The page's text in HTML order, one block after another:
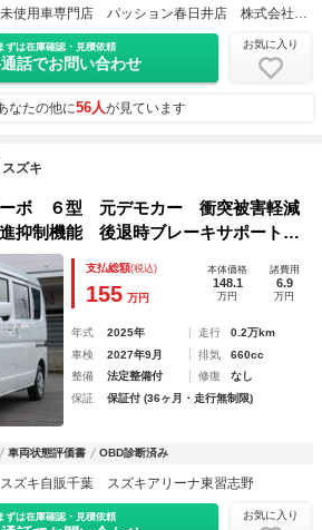
ずは在庫確認・見積依頼
話でお問い合わせ
お気に入り
なたの他に56人が見ています
スズキ
ボ ６型 元デモカー 衝突被害軽減
抑制機能 後退時ブレーキサポート
ーレスプッシュスタート オートライ
ランプ マニュアルエアコン
支払総額(税込)
155 万円
本体価格
148.1
万円
諸費用
6.9
万円
年式 2025年 走行
0.2万km
車検
2027年9月 排気
660cc
整備
法定整備付 修復
なし
保証
保証付 (36ヶ月・走行無制限)
車両状態評価書 OBD診断済み
スズキ自販千葉 スズキアリーナ東習志野
ずは在庫確認・見積依頼 お気に入り